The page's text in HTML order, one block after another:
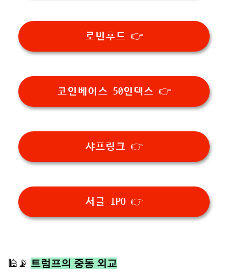
로빈후드 👉
코인베이스 50인덱스 👉
샤프링크 👉
서클 IPO 👉
🕌📡 트럼프의 중동 외교